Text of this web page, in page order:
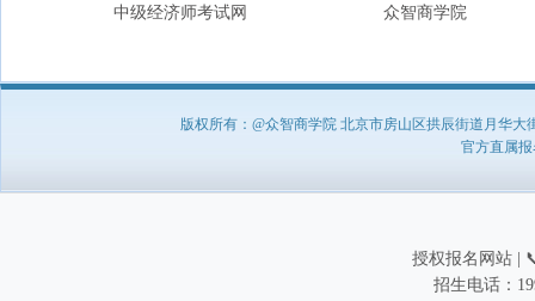
中级经济师考试网
众智商学院
版权所有：@众智商学院 北京市房山区拱辰街道月华
官方直属报
授权报名网站 |
招生电话：